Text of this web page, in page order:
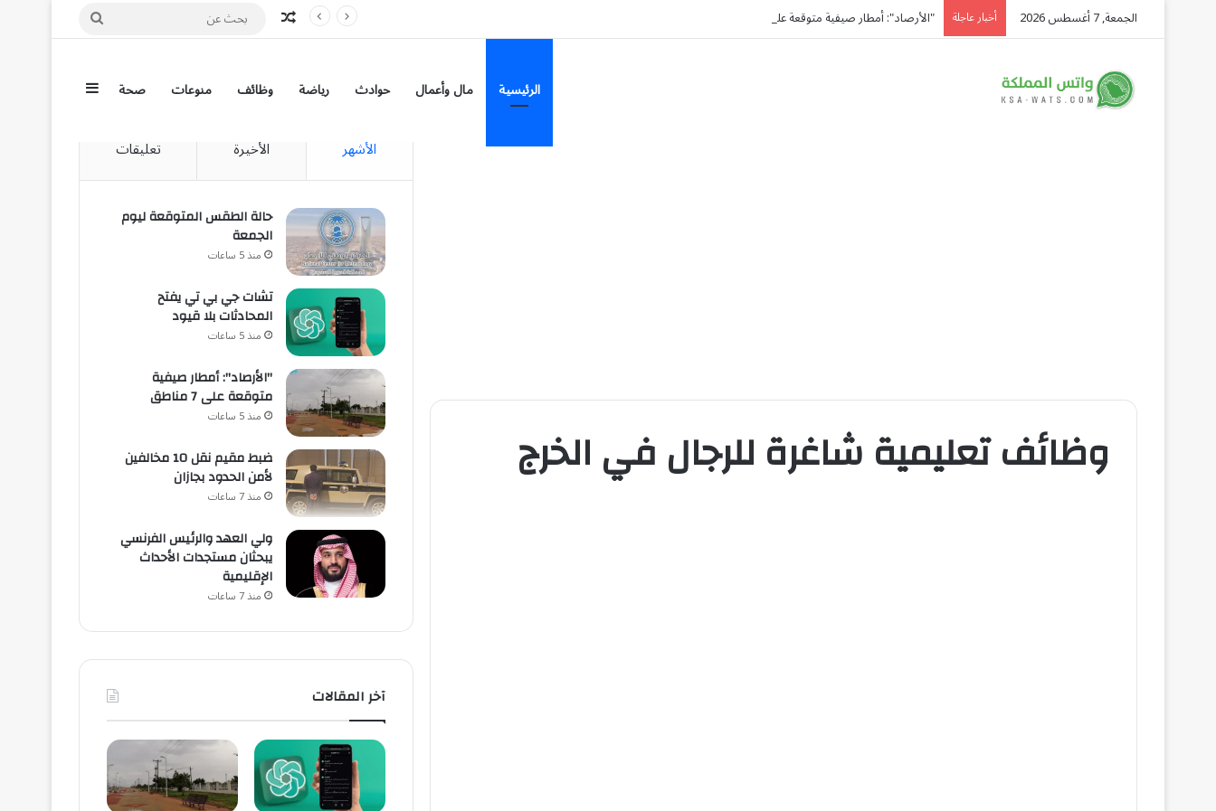
الجمعة, 7 أغسطس 2026 أخبار عاجلة "الأرصاد": أمطار صيفية متوقعة على 7 مناطق مقال عشوائي
بحث
الرئيسية مال وأعمال حوادث رياضة وظائف منوعات صحة إضافة عمود
وظائف تعليمية شاغرة للرجال في الخرج
الأشهر الأخيرة تعليقات
حالة الطقس المتوقعة ليوم
الجمعة
منذ 5 ساعات
تشات جي بي تي يفتح
المحادثات بلا قيود
منذ 5 ساعات
"الأرصاد": أمطار صيفية
متوقعة على 7 مناطق
منذ 5 ساعات
ضبط مقيم نقل 10 مخالفين
لأمن الحدود بجازان
منذ 7 ساعات
ولي العهد والرئيس الفرنسي
يبحثان مستجدات الأحداث
الإقليمية
منذ 7 ساعات
آخر المقالات